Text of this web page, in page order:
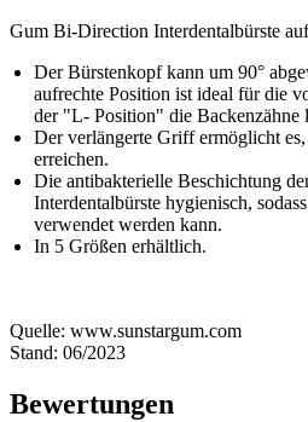
Gum Bi-Direction Interdentalbürste
Der Bürstenkopf kann um 90°
aufrechte Position ist ideal für die
der "L- Position" die Backenzähne
Der verlängerte Griff ermöglicht
erreichen.
Die antibakterielle Beschichtung
Interdentalbürste hygienisch,
verwendet werden kann.
In 5 Größen erhältlich.
Quelle: www.sunstargum.com
Stand: 06/2023
Bewertungen